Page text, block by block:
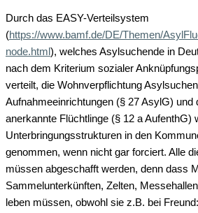
Durch das EASY-Verteilsystem
(https://www.bamf.de/DE/Themen/
node.html ), welches Asylsuchende in
nach dem Kriterium sozialer
verteilt, die Wohnverpflichtung
Aufnahmeeinrichtungen (§ 27 AsylG) und
anerkannte Flüchtlinge (§ 12 a AufenthG)
Unterbringungsstrukturen in den
genommen, wenn nicht gar forciert. Alle
müssen abgeschafft werden, denn dass
Sammelunterkünften, Zelten,
leben müssen, obwohl sie z.B. bei